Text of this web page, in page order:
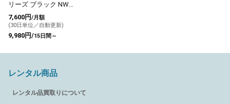
リーズ ブラック NW-
WM1AM2
7,600円/月額
(30日単位／自動更新)
9,980円/15日間～
レンタル商品
レンタル品買取りについて